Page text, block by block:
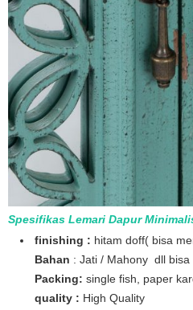
Spesifikas Lemari Dapur
finishing : hitam doff( bisa
Bahan : Jati / Mahony dll bisa
Packing: single fish, paper
quality : High Quality